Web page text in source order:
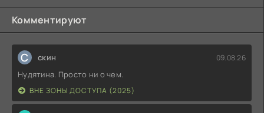
Комментируют
С скин 09.08.26
Нудятина. Просто ни о чем.
ВНЕ ЗОНЫ ДОСТУПА (2025)